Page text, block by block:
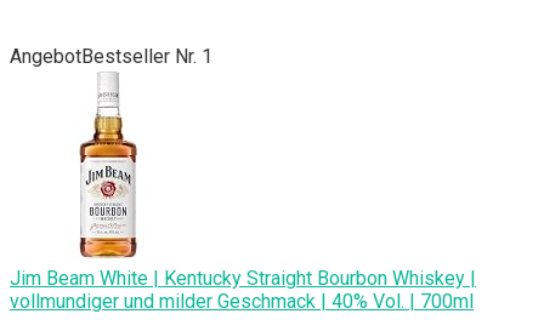
AngebotBestseller Nr. 1
Jim Beam White | Kentucky Straight Bourbon Whiskey |
vollmundiger und milder Geschmack | 40% Vol. | 700ml